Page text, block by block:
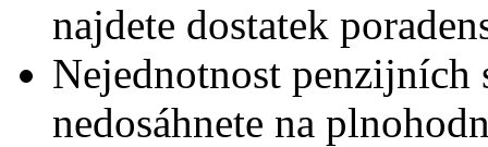
najdete dostatek
Nejednotnost penzijních
nedosáhnete na